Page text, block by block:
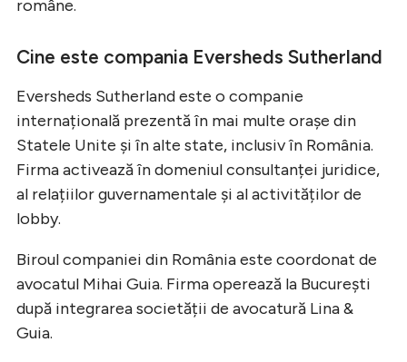
române.
Cine este compania Eversheds Sutherland
Eversheds Sutherland este o companie
internațională prezentă în mai multe orașe din
Statele Unite și în alte state, inclusiv în România.
Firma activează în domeniul consultanței juridice,
al relațiilor guvernamentale și al activităților de
lobby.
Biroul companiei din România este coordonat de
avocatul Mihai Guia. Firma operează la București
după integrarea societății de avocatură Lina &
Guia.